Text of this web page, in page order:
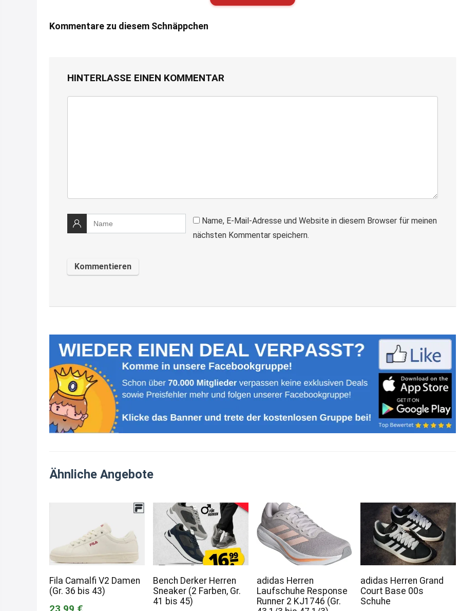
Kommentare zu diesem Schnäppchen
HINTERLASSE EINEN KOMMENTAR
Name, E-Mail-Adresse und Website in diesem Browser für meinen
nächsten Kommentar speichern.
Ähnliche Angebote
Fila Camalfi V2 Damen
(Gr. 36 bis 43)
23,99 €
Bench Derker Herren
Sneaker (2 Farben, Gr.
41 bis 45)
adidas Herren
Laufschuhe Response
Runner 2 KJ1746 (Gr.
adidas Herren Grand
Court Base 00s
Schuhe